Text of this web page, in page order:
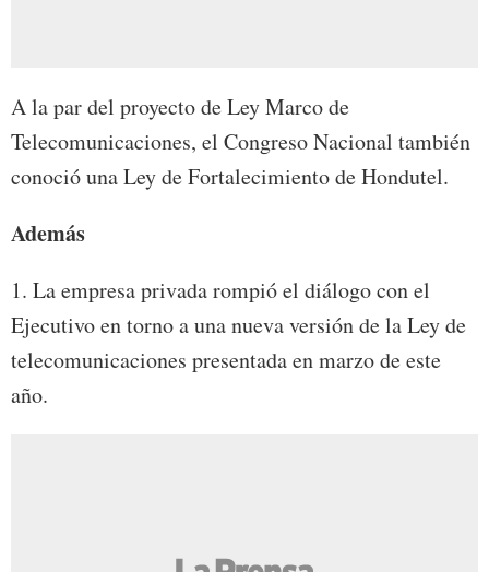
A la par del proyecto de Ley Marco de
Telecomunicaciones, el Congreso Nacional también
conoció una Ley de Fortalecimiento de Hondutel.
Además
1. La empresa privada rompió el diálogo con el
Ejecutivo en torno a una nueva versión de la Ley de
telecomunicaciones presentada en marzo de este
año.